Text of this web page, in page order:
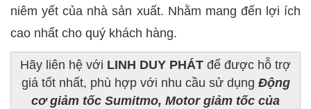
niêm yết của nhà sản xuất. Nhằm mang đến lợi ích
cao nhất cho quý khách hàng.
Hãy liên hệ với LINH DUY PHÁT để được hỗ trợ
giá tốt nhất, phù hợp với nhu cầu sử dụng Động
cơ giảm tốc Sumitmo, Motor giảm tốc của